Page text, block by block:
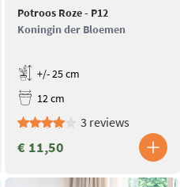
Potroos Roze - P12
Koningin der Bloemen
+/- 25 cm
12 cm
3 reviews
€ 11,50